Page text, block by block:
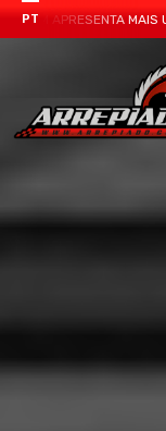
PTAPRESENTA MAIS